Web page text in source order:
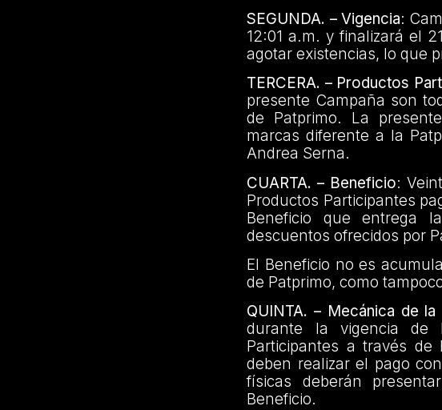
SEGUNDA. – Vigencia:
12:01 a.m. y finalizará el
agotar existencias, lo que
TERCERA. – Productos
presente Campaña son
de Patprimo. La
marcas diferente a la
Andrea Serna.
CUARTA. – Beneficio:
Productos Participantes
Beneficio que entrega
descuentos ofrecidos por
El Beneficio no es
de Patprimo, como
QUINTA. – Mecánica de la
durante la vigencia de
Participantes a través de
deben realizar el pago
físicas deberán
Beneficio.